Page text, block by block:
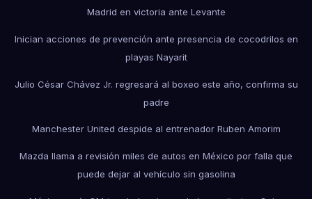
Madrid en victoria ante Levante
Inician acciones de prevención ante presencia de cocodrilos en
playas Nayarit
Julio César Chávez Jr. regresará al boxeo este año, confirma su
padre
Manchester United despide al entrenador Ruben Amorim
Mazda llama a revisión miles de autos en México por falla que
puede dejar al vehículo sin gasolina